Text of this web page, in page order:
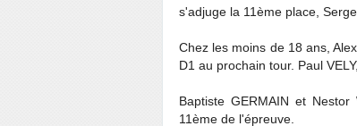
s'adjuge la 11ème place,
Chez les moins de 18 ans,
D1 au prochain tour. Paul
Baptiste GERMAIN et
11ème de l'épreuve.